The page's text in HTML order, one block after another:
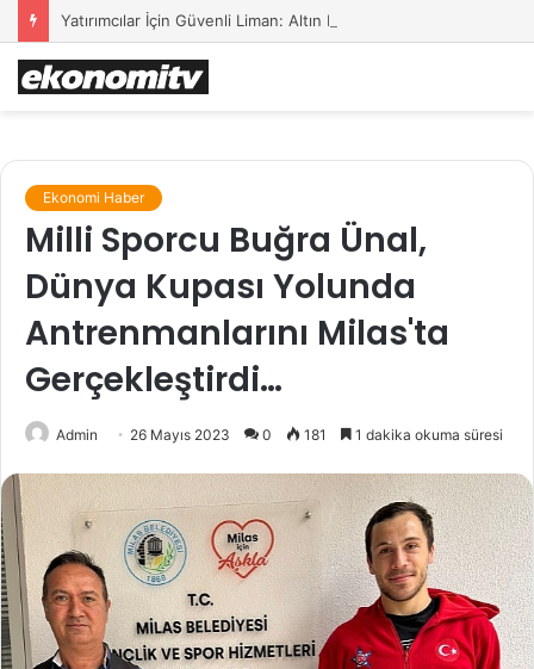
Yatırımcılar İçin Güvenli Liman: Altın Hâlâ İlk Sırada mı?
Ekonomi Haber
Milli Sporcu Buğra Ünal,
Dünya Kupası Yolunda
Antrenmanlarını Milas'ta
Gerçekleştirdi…
Admin 26 Mayıs 2023 0 181 1 dakika okuma süresi